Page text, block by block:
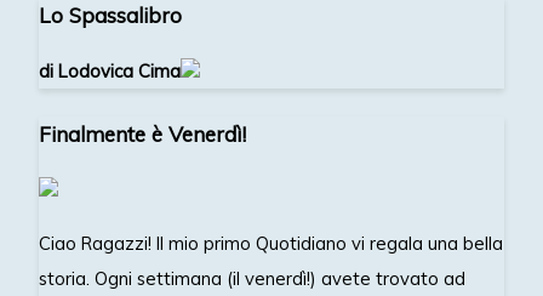
Lo Spassalibro
di Lodovica Cima
Finalmente è Venerdì!
Ciao Ragazzi! Il mio primo Quotidiano vi regala una bella
storia. Ogni settimana (il venerdì!) avete trovato ad